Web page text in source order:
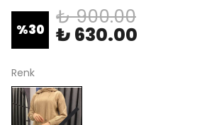
%30
₺ 900.00
₺ 630.00
Renk